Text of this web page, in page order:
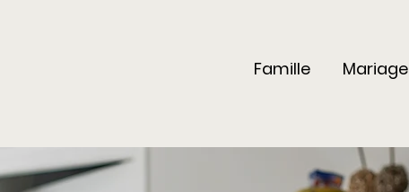
Famille Mariage